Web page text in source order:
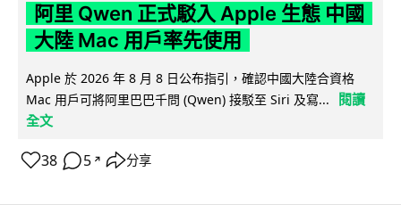
阿里 Qwen 正式駁入 Apple 生態 中國
大陸 Mac 用戶率先使用
Apple 於 2026 年 8 月 8 日公布指引，確認中國大陸合資格
Mac 用戶可將阿里巴巴千問 (Qwen) 接駁至 Siri 及寫...
閱讀
全文
38 5 ↗ 分享